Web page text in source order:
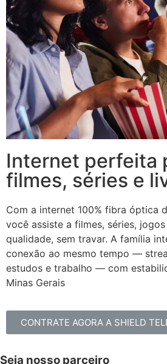
Internet perfeita
filmes, séries e
Com a internet 100% fibra óptica
você assiste a filmes, séries,
qualidade, sem travar. A família
conexão ao mesmo tempo —
estudos e trabalho — com
Minas Gerais
CONTRATE AGORA A SHIELD
Seja nosso parceiro